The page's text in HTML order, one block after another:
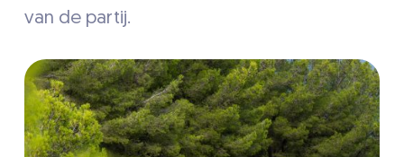
van de partij.